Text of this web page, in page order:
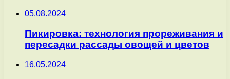
05.08.2024
Пикировка: технология прореживания и
пересадки рассады овощей и цветов
16.05.2024